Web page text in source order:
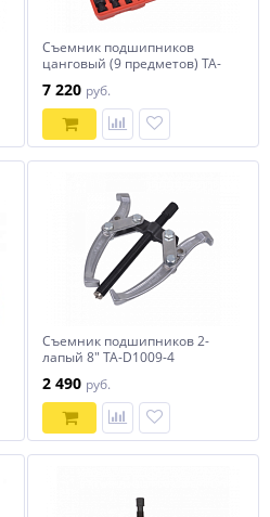
Съемник подшипников
цанговый (9 предметов) TA-
7 220 руб.
Съемник подшипников 2-
лапый 8" TA-D1009-4
2 490 руб.